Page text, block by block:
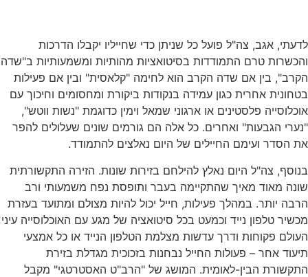
לדעתי, אגב, צה"ל פועל כל שניתן כדי שחייליו יקבלו הדרכות
והכשרות טרם התמודדות בסיטואציות מהותיות ומשמעותיות ב"שדה
הקרב", בין אם שדה הקרב הוא לחימה "קלאסית" ובין אם פעילות
בטחונית אחרית כגון עמידה בנקודות ביקורת ומחסומים וחיכוך עם
אוכלוסייה פלסטינים או ארגוני שמאל וימין כדוגמת "נשות ווטש",
"נערי הגבעות" ואחרים. כל אלה הם גורמים שונים שעלולים להפר
את הסדר ועימם החיילים של היום נאלצים להתמודד.
בנוסף, צה"ל היום נאלץ להילחם בזירות שונות. הזירה התקשורתית
שונה מאוד מאיך שהתקיימה בעבר ותופסת נפח משמעותי ורב
הרבה יותר. במהלך פעילות, חייל יכול להיות מצולם ומתועד בעזרת
מכשיר טלפון נייד וכמעט בכל סיטואציה של מגע עם האוכלוסייה עיני
העולם פקוחות ודרך עדשות מצלמת הטלפון הנייד או כל אמצעי
תיעוד אחר – פעולות החייל נבחנות בזכוכית מגדלת בזירת
התקשורת הבין-לאומית. המושג של "הרב"ט האסטרטגי" מקבל